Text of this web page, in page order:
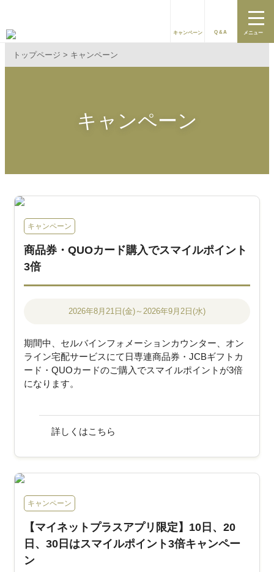
キャンペーン Q&A メニュー
トップページ キャンペーン
キャンペーン
キャンペーン
商品券・QUOカード購入でスマイルポイント
3倍
2026年8月21日(金)～2026年9月2日(水)
期間中、セルバインフォメーションカウンター、オン
ライン宅配サービスにて日専連商品券・JCBギフトカ
ード・QUOカードのご購入でスマイルポイントが3倍
になります。
詳しくはこちら
キャンペーン
【マイネットプラスアプリ限定】10日、20
日、30日はスマイルポイント3倍キャンペー
ン